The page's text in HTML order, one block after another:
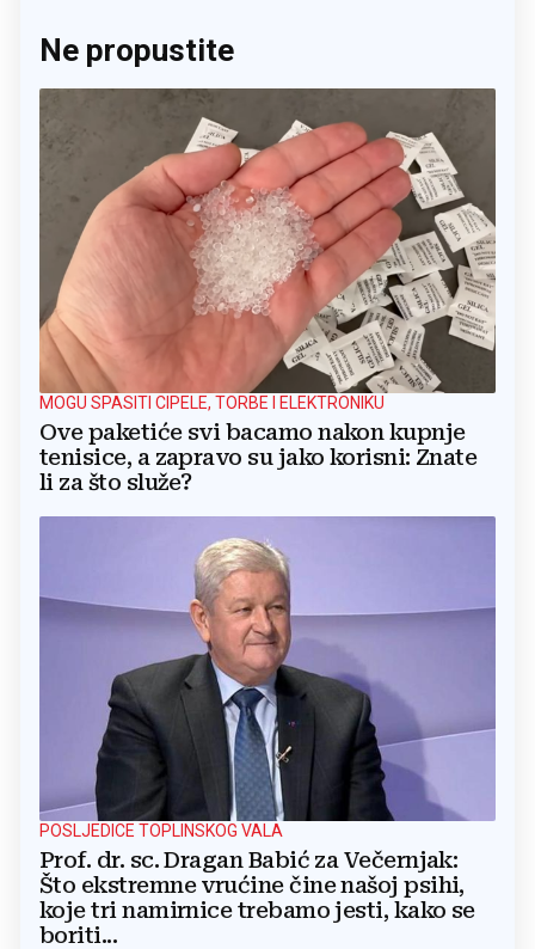
Ne propustite
MOGU SPASITI CIPELE, TORBE I ELEKTRONIKU
Ove paketiće svi bacamo nakon kupnje
tenisice, a zapravo su jako korisni: Znate
li za što služe?
POSLJEDICE TOPLINSKOG VALA
Prof. dr. sc. Dragan Babić za Večernjak:
Što ekstremne vrućine čine našoj psihi,
koje tri namirnice trebamo jesti, kako se
boriti...